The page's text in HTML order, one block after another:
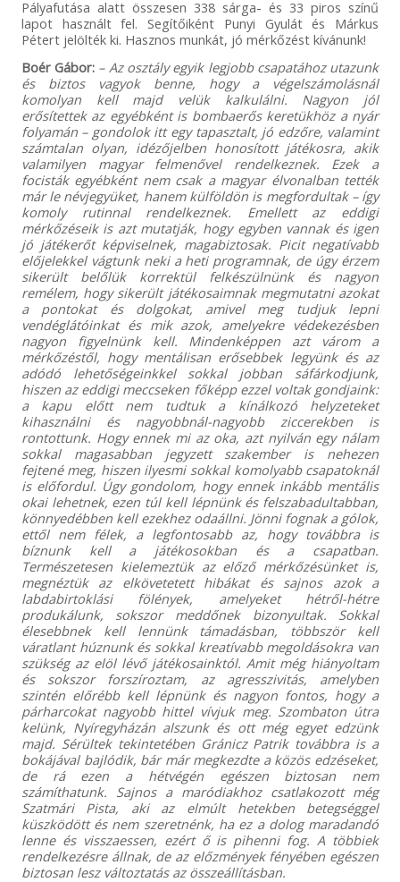
Pályafutása alatt összesen 338 sárga- és 33 piros színű
lapot használt fel. Segítőiként Punyi Gyulát és Márkus
Pétert jelölték ki. Hasznos munkát, jó mérkőzést kívánunk!
Boér Gábor: – Az osztály egyik legjobb csapatához utazunk
és biztos vagyok benne, hogy a végelszámolásnál
komolyan kell majd velük kalkulálni. Nagyon jól
erősítettek az egyébként is bombaerős keretükhöz a nyár
folyamán – gondolok itt egy tapasztalt, jó edzőre, valamint
számtalan olyan, idézőjelben honosított játékosra, akik
valamilyen magyar felmenővel rendelkeznek. Ezek a
focisták egyébként nem csak a magyar élvonalban tették
már le névjegyüket, hanem külföldön is megfordultak – így
komoly rutinnal rendelkeznek. Emellett az eddigi
mérkőzéseik is azt mutatják, hogy egyben vannak és igen
jó játékerőt képviselnek, magabiztosak. Picit negatívabb
előjelekkel vágtunk neki a heti programnak, de úgy érzem
sikerült belőlük korrektül felkészülnünk és nagyon
remélem, hogy sikerült játékosaimnak megmutatni azokat
a pontokat és dolgokat, amivel meg tudjuk lepni
vendéglátóinkat és mik azok, amelyekre védekezésben
nagyon figyelnünk kell. Mindenképpen azt várom a
mérkőzéstől, hogy mentálisan erősebbek legyünk és az
adódó lehetőségeinkkel sokkal jobban sáfárkodjunk,
hiszen az eddigi meccseken főképp ezzel voltak gondjaink:
a kapu előtt nem tudtuk a kínálkozó helyzeteket
kihasználni és nagyobbnál-nagyobb ziccerekben is
rontottunk. Hogy ennek mi az oka, azt nyilván egy nálam
sokkal magasabban jegyzett szakember is nehezen
fejtené meg, hiszen ilyesmi sokkal komolyabb csapatoknál
is előfordul. Úgy gondolom, hogy ennek inkább mentális
okai lehetnek, ezen túl kell lépnünk és felszabadultabban,
könnyedébben kell ezekhez odaállni. Jönni fognak a gólok,
ettől nem félek, a legfontosabb az, hogy továbbra is
bíznunk kell a játékosokban és a csapatban.
Természetesen kielemeztük az előző mérkőzésünket is,
megnéztük az elkövetetett hibákat és sajnos azok a
labdabirtoklási fölények, amelyeket hétről-hétre
produkálunk, sokszor meddőnek bizonyultak. Sokkal
élesebbnek kell lennünk támadásban, többször kell
váratlant húznunk és sokkal kreatívabb megoldásokra van
szükség az elöl lévő játékosainktól. Amit még hiányoltam
és sokszor forszíroztam, az agresszivitás, amelyben
szintén előrébb kell lépnünk és nagyon fontos, hogy a
párharcokat nagyobb hittel vívjuk meg. Szombaton útra
kelünk, Nyíregyházán alszunk és ott még egyet edzünk
majd. Sérültek tekintetében Gránicz Patrik továbbra is a
bokájával bajlódik, bár már megkezdte a közös edzéseket,
de rá ezen a hétvégén egészen biztosan nem
számíthatunk. Sajnos a maródiakhoz csatlakozott még
Szatmári Pista, aki az elmúlt hetekben betegséggel
küszködött és nem szeretnénk, ha ez a dolog maradandó
lenne és visszaessen, ezért ő is pihenni fog. A többiek
rendelkezésre állnak, de az előzmények fényében egészen
biztosan lesz változtatás az összeállításban.